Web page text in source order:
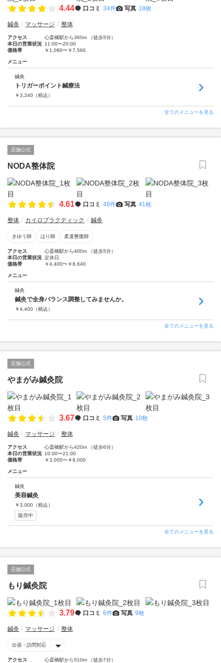
4.44 口コミ 34件 写真 18枚
鍼灸 マッサージ 整体
アクセス
心斎橋駅から360m （徒歩5分）
本日の営業状況 11:00〜20:00
価格帯
￥1,080〜￥7,560
メニュー
鍼灸
トリガーポイント鍼療法
￥3,240 （税込）
全てのメニューを見る
店舗公式
NODA整体院
4.61 口コミ 48件 写真 41枚
整体 カイロプラクティック 鍼灸
きゆう師 はり師 柔道整復師
アクセス
心斎橋駅から400m （徒歩5分）
本日の営業状況 定休日
価格帯
￥4,400〜￥8,640
メニュー
鍼灸
鍼灸で全身バランス調整してみませんか。
￥4,400 （税込）
全てのメニューを見る
店舗公式
やまがみ鍼灸院
3.67 口コミ 5件 写真 10枚
鍼灸 マッサージ 整体
アクセス
心斎橋駅から420m （徒歩6分）
本日の営業状況 10:00〜21:00
価格帯
￥3,000〜￥8,000
メニュー
鍼灸
美容鍼灸
￥3,000 （税込）
販売中
全てのメニューを見る
店舗公式
もり鍼灸院
3.79 口コミ 6件 写真 9枚
鍼灸 マッサージ 整体
出張・訪問対応
アクセス
心斎橋駅から510m （徒歩7分）